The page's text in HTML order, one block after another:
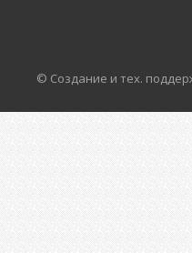
© Создание и тех.